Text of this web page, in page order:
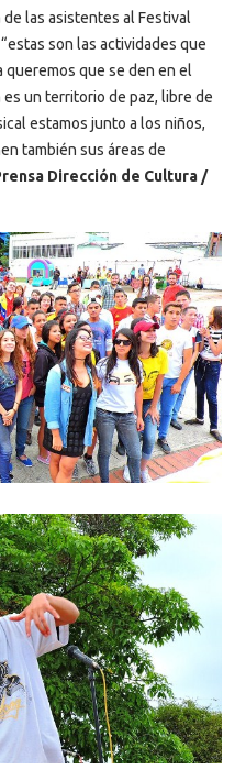
las asistentes al Festival
son las actividades que
que se den en el
un territorio de paz, libre de
estamos junto a los niños,
también sus áreas de
Dirección de Cultura /